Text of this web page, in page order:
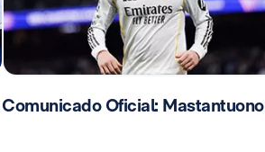
Comunicado Oficial: Mastantuono